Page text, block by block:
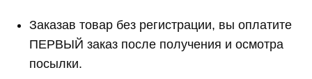
Заказав товар без регистрации, вы оплатите
ПЕРВЫЙ заказ после получения и осмотра
посылки.